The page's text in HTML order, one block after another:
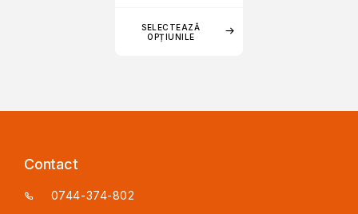
SELECTEAZĂ
OPȚIUNILE
Contact
0744-374-802